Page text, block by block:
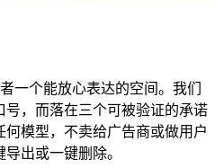
一个能放心表达的空间。我们
，而落在三个可被验证的承诺
何模型，不卖给广告商或做用户
出或一键删除。